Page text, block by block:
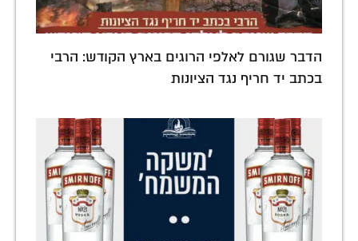
הדבר שגורם לאלפי הרוגים בארץ הקודש: הרבי
בכתב יד חריף נגד הציונות